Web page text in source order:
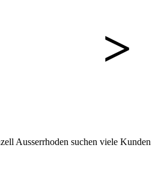
Ausserrhoden suchen viele Kunden